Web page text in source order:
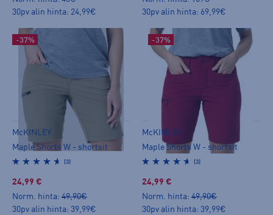
30pv alin hinta: 24,99€
30pv alin hinta: 69,99€
-37%
McKINLEY
Maple Shorts W - shortsit
(3)
24,99 €
Norm. hinta: 49,90€
30pv alin hinta: 39,99€
-37%
McKINLEY
Maple Shorts W - shortsit
(3)
24,99 €
Norm. hinta: 49,90€
30pv alin hinta: 39,99€